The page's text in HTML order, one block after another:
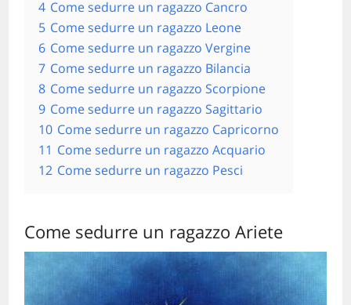
4 Come sedurre un ragazzo Cancro
5 Come sedurre un ragazzo Leone
6 Come sedurre un ragazzo Vergine
7 Come sedurre un ragazzo Bilancia
8 Come sedurre un ragazzo Scorpione
9 Come sedurre un ragazzo Sagittario
10 Come sedurre un ragazzo Capricorno
11 Come sedurre un ragazzo Acquario
12 Come sedurre un ragazzo Pesci
Come sedurre un ragazzo Ariete